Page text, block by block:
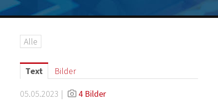
Logos
IT-Security
G DATA Campus
Kontakt
Alle
Text Bilder
05.05.2023 | 4 Bilder